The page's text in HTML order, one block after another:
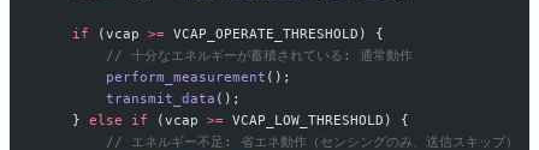
    if
(vcap >= VCAP_OPERATE_THRESHOLD) {
        // 十分なエネルギーが蓄積されている: 通常動作
        perform_measurement
();
        transmit_data
();
    }
else if (vcap >= VCAP_LOW_THRESHOLD) {
        // エネルギー不足: 省エネ動作（センシングのみ、送信スキップ）